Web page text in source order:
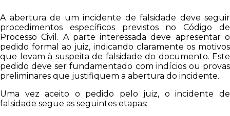
A abertura de um incidente de falsidade deve seguir
procedimentos específicos previstos no Código de
Processo Civil. A parte interessada deve apresentar o
pedido formal ao juiz, indicando claramente os motivos
que levam à suspeita de falsidade do documento. Este
pedido deve ser fundamentado com indícios ou provas
preliminares que justifiquem a abertura do incidente.
Uma vez aceito o pedido pelo juiz, o incidente de
falsidade segue as seguintes etapas: